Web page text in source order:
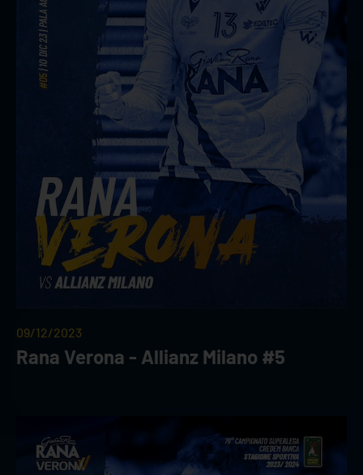
09/12/2023
Rana Verona - Allianz Milano #5